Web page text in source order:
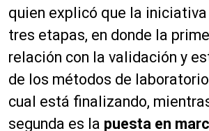
quien explicó que la
tres etapas, en donde la
relación con la validación y
de los métodos de
cual está finalizando,
segunda es la puesta en